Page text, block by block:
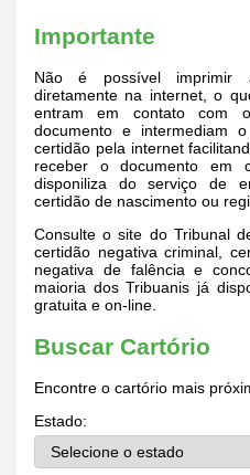
Importante
Não é possível imprimir
diretamente na internet, o
entram em contato com
documento e intermediam
certidão pela internet
receber o documento
disponiliza do serviço de
certidão de nascimento ou
Consulte o site do Tribunal
certidão negativa criminal,
negativa de falência e
maioria dos Tribuanis já
gratuita e on-line.
Buscar Cartório
Encontre o cartório mais
Estado: